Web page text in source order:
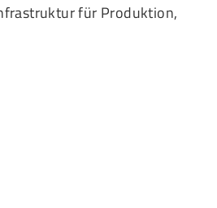
für Produktion,